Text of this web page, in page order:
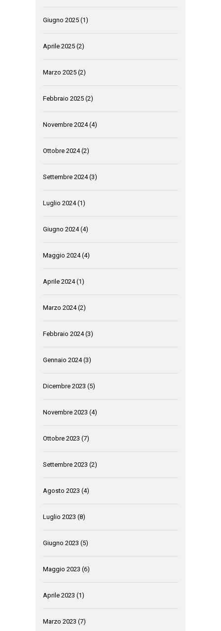
Giugno 2025 (1)
Aprile 2025 (2)
Marzo 2025 (2)
Febbraio 2025 (2)
Novembre 2024(4)
Ottobre 2024(2)
Settembre 2024(3)
Luglio 2024(1)
Giugno 2024(4)
Maggio 2024(4)
Aprile 2024(1)
Marzo 2024(2)
Febbraio 2024(3)
Gennaio 2024(3)
Dicembre 2023 (5)
Novembre 2023 (4)
Ottobre 2023 (7)
Settembre 2023 (2)
Agosto 2023 (4)
Luglio 2023 (8)
Giugno 2023 (5)
Maggio 2023 (6)
Aprile 2023 (1)
Marzo 2023 (7)